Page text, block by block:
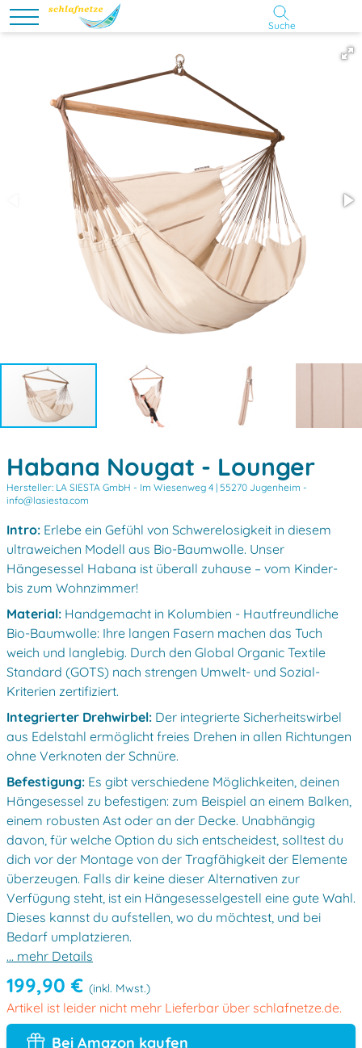
Suche
Habana Nougat - Lounger
Hersteller: LA SIESTA GmbH - Im Wiesenweg 4 | 55270 Jugenheim -
info@lasiesta.com
Intro: Erlebe ein Gefühl von Schwerelosigkeit in diesem
ultraweichen Modell aus Bio-Baumwolle. Unser
Hängesessel Habana ist überall zuhause – vom Kinder-
bis zum Wohnzimmer!
Material: Handgemacht in Kolumbien - Hautfreundliche
Bio-Baumwolle: Ihre langen Fasern machen das Tuch
weich und langlebig. Durch den Global Organic Textile
Standard (GOTS) nach strengen Umwelt- und Sozial-
Kriterien zertifiziert.
Integrierter Drehwirbel: Der integrierte Sicherheitswirbel
aus Edelstahl ermöglicht freies Drehen in allen Richtungen
ohne Verknoten der Schnüre.
Befestigung: Es gibt verschiedene Möglichkeiten, deinen
Hängesessel zu befestigen: zum Beispiel an einem Balken,
einem robusten Ast oder an der Decke. Unabhängig
davon, für welche Option du sich entscheidest, solltest du
dich vor der Montage von der Tragfähigkeit der Elemente
überzeugen. Falls dir keine dieser Alternativen zur
Verfügung steht, ist ein Hängesesselgestell eine gute Wahl.
Dieses kannst du aufstellen, wo du möchtest, und bei
Bedarf umplatzieren.
... mehr Details
199,90 € (inkl. Mwst.)
Artikel ist leider nicht mehr Lieferbar über schlafnetze.de.
Bei Amazon kaufen